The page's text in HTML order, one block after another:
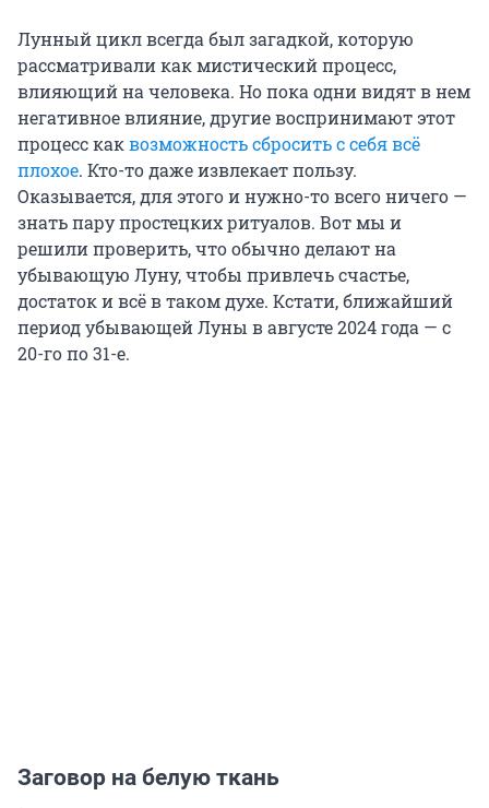
Лунный цикл всегда был загадкой, которую
рассматривали как мистический процесс,
влияющий на человека. Но пока одни видят в нем
негативное влияние, другие воспринимают этот
процесс каквозможность сбросить с себя всё
плохое. Кто-то даже извлекает пользу.
Оказывается, для этого и нужно-то всего ничего —
знать пару простецких ритуалов. Вот мы и
решили проверить, что обычно делают на
убывающую Луну, чтобы привлечь счастье,
достаток и всё в таком духе. Кстати, ближайший
период убывающей Луны в августе 2024 года — с
20-го по 31-е.
Заговор на белую ткань